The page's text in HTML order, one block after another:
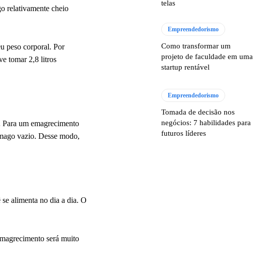
relativamente cheio
peso corporal. Por
tomar 2,8 litros
um emagrecimento
vazio. Desse modo,
alimenta no dia a dia. O
será muito
telas
Empreendedorismo
Como transformar um
projeto de faculdade em uma
startup rentável
Empreendedorismo
Tomada de decisão nos
negócios: 7 habilidades para
futuros líderes